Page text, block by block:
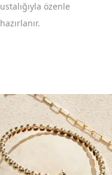
ustalığıyla özenle
hazırlanır.